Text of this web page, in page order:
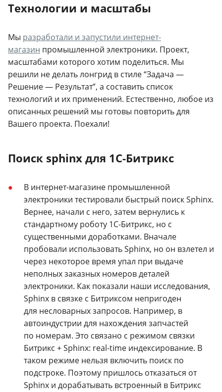
Технологии и масштабы
Мы разработали и запустили интернет-
магазин промышленной электроники. Проект,
масштабами которого хотим поделиться. Мы
решили не делать лонгрид в стиле “Задача —
Решение — Результат”, а составить список
технологий и их применений. Естественно, любое из
описанных решений мы готовы повторить для
Вашего проекта. Поехали!
Поиск sphinx для 1С-Битрикс
В интернет-магазине промышленной
электроники тестировали быстрый поиск Sphinx.
Вернее, начали с него, затем вернулись к
стандартному роботу 1С-Битрикс, но с
существенными доработками. Вначале
пробовали использовать Sphinx, но он взлетел и
через некоторое время упал при выдаче
неполных заказных номеров деталей
электроники. Как показали наши исследования,
Sphinx в связке с Битриксом непригоден
для несловарных запросов. Например, в
автоиндустрии для нахождения запчастей
по номерам. Это связано с режимом связки
Битрикс + Sphinx: real-time индексирование. В
таком режиме нельзя включить поиск по
подстроке. Поэтому пришлось отказаться от
Sphinx и дорабатывать встроенный в Битрикс